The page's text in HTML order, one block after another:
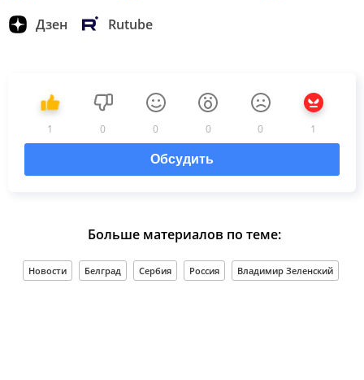
Дзен Rutube
1 0 0 0 0 1
Обсудить
Больше материалов по теме:
Новости Белград Сербия Россия Владимир Зеленский